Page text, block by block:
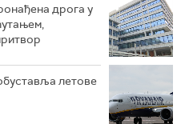
дрога у
летове